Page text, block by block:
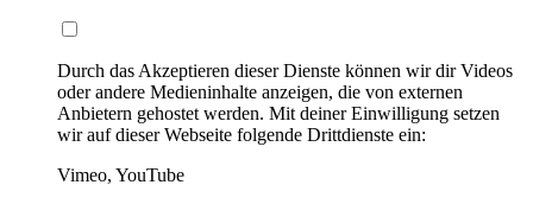
Durch das Akzeptieren dieser Dienste können wir dir Videos
oder andere Medieninhalte anzeigen, die von externen
Anbietern gehostet werden. Mit deiner Einwilligung setzen
wir auf dieser Webseite folgende Drittdienste ein:
Vimeo, YouTube